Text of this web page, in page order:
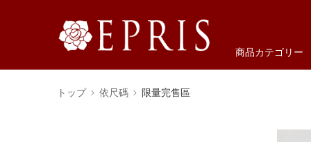
商品カテゴリー
トップ 依尺碼 限量完售區